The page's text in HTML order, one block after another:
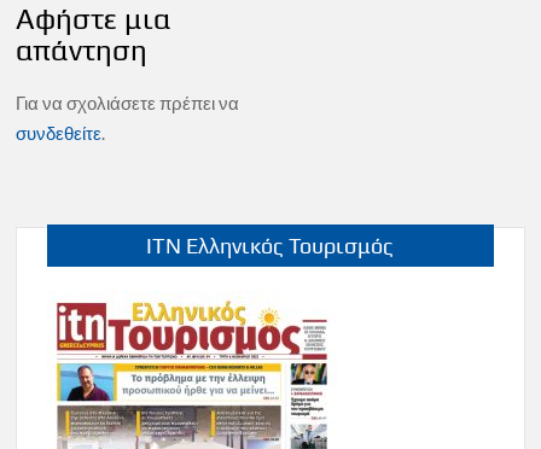
Αφήστε μια
απάντηση
Για να σχολιάσετε πρέπει να
συνδεθείτε.
ITN Ελληνικός Τουρισμός